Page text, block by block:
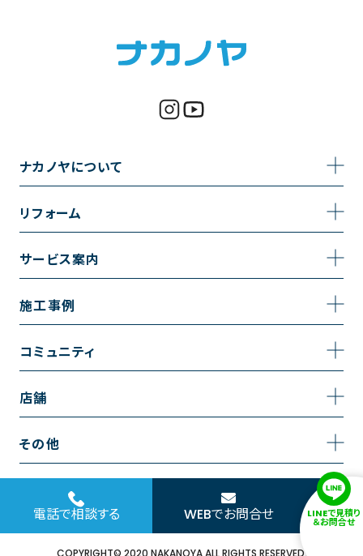
ナカノヤについて
事業内容
採用情報
リフォーム
トイレのリフォーム
キッチンのリフォーム
リノベーション
内装のリフォーム
水回りのリフォーム
外壁のリフォーム
サービス案内
サービスの流れ
施工事例
施工事例一覧
お風呂の施工事例
洗面の施工事例
コミュニティ
コミュニティ
お知らせ
店舗
越谷店
浦和店
日本橋店
その他
お問い合わせ
サイトポリシー
電話で相談する WEBでお問合せ LINEで見積り
＆お問合せ